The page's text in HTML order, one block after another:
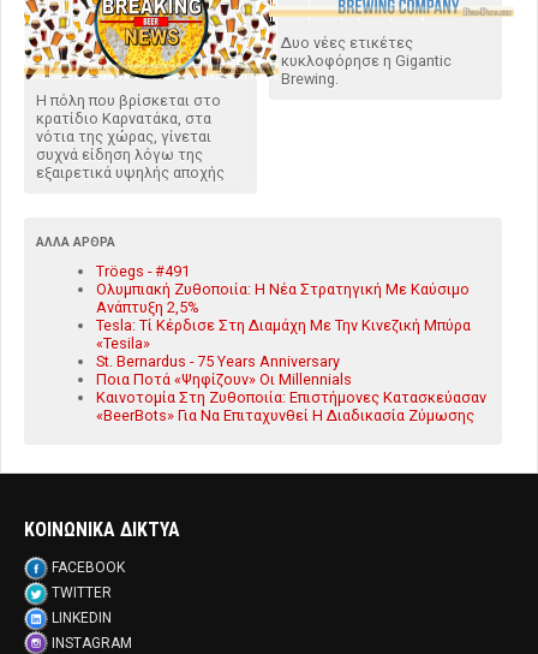
Η πόλη που βρίσκεται στο
κρατίδιο Καρνατάκα, στα
νότια της χώρας, γίνεται
συχνά είδηση λόγω της
εξαιρετικά υψηλής αποχής
Δυο νέες ετικέτες
κυκλοφόρησε η Gigantic
Brewing.
ΆΛΛΑ ΆΡΘΡΑ
Tröegs - #491
Ολυμπιακή Ζυθοποιία: Η Νέα Στρατηγική Με Καύσιμο
Ανάπτυξη 2,5%
Tesla: Τί Κέρδισε Στη Διαμάχη Με Την Κινεζική Μπύρα
«Tesila»
St. Bernardus - 75 Years Anniversary
Ποια Ποτά «Ψηφίζουν» Οι Millennials
Καινοτομία Στη Ζυθοποιία: Επιστήμονες Κατασκεύασαν
«BeerBots» Για Να Επιταχυνθεί Η Διαδικασία Ζύμωσης
ΚΟΙΝΩΝΙΚΑ ΔΙΚΤΥΑ
FACEBOOK
TWITTER
LINKEDIN
INSTAGRAM